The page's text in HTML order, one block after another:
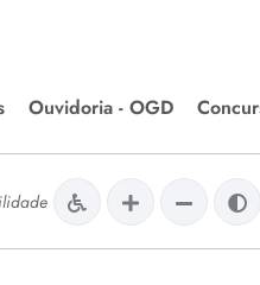
Ouvidoria - OGD
Meio Ambiente